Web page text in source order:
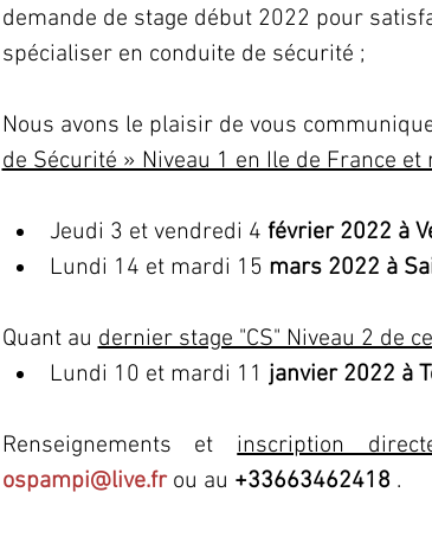
demande de stage début 2022 pour
spécialiser en conduite de sécurité ;
Nous avons le plaisir de vous
de Sécurité » Niveau 1 en Ile de France et
Jeudi 3 et vendredi 4 février 2022 à
Lundi 14 et mardi 15 mars 2022 à
Quant au dernier stage "CS" Niveau 2 de
Lundi 10 et mardi 11 janvier 2022 à
Renseignements et inscription
ospampi@live.fr ou au +33663462418 .